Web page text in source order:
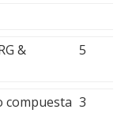
&
5
compuesta 3